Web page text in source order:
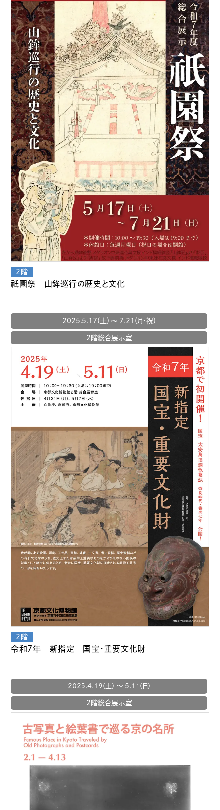
祇園祭―山鉾巡行の歴史と文化―
2025.5.17(土) 〜 7.21(月・祝)
2階総合展示室
令和７年 新指定 国宝・重要文化財
2025.4.19(土) 〜 5.11(日)
2階総合展示室